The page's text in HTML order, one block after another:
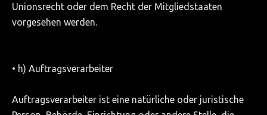
Unionsrecht oder dem Recht der Mitgliedstaaten
vorgesehen werden.
• h) Auftragsverarbeiter
Auftragsverarbeiter ist eine natürliche oder juristische